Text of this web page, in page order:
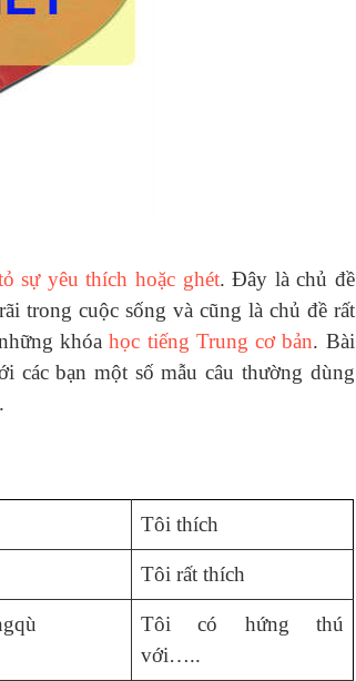
sự yêu thích hoặc ghét. Đây là chủ đề
trong cuộc sống và cũng là chủ đề rất
khóahọc tiếng Trung cơ bản. Bài
các bạn một số mẫu câu thường dùng
Tôi thích
Tôi rất thích
Tôi có hứng thú
với…..